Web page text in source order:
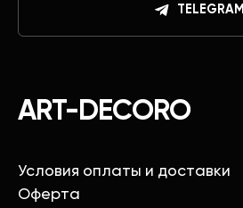
ART-DECORO
Условия оплаты и доставки
Оферта
TELEGRAM